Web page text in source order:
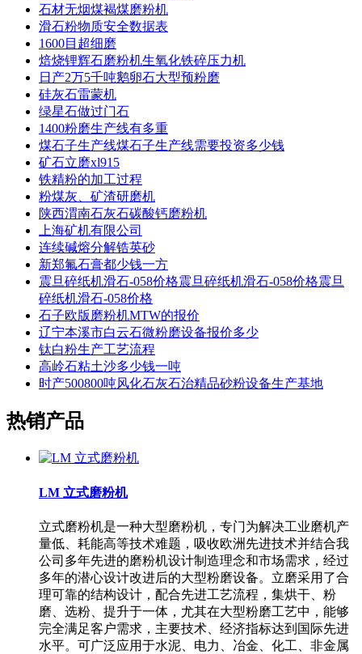
石材无烟煤褐煤磨粉机
滑石粉物质安全数据表
1600目超细磨
焙烧锂辉石磨粉机生氧化铁碎压力机
日产2万5千吨鹅卵石大型预粉磨
硅灰石雷蒙机
绿星石做过门石
1400粉磨生产线有多重
煤石子生产线煤石子生产线需要投资多少钱
矿石立磨xl915
铁精粉的加工过程
粉煤灰、矿渣研磨机
陕西渭南石灰石碳酸钙磨粉机
上海矿机有限公司
连续碱熔分解锆英砂
新郑氟石膏都少钱一方
震旦碎纸机滑石-058价格震旦碎纸机滑石-058价格震旦
碎纸机滑石-058价格
石子欧版磨粉机MTW的报价
辽宁本溪市白云石微粉磨设备报价多少
钛白粉生产工艺流程
高岭石粘土沙多少钱一吨
时产500800吨风化石灰石治精品砂粉设备生产基地
热销产品
LM 立式磨粉机
立式磨粉机是一种大型磨粉机，专门为解决工业磨机产
量低、耗能高等技术难题，吸收欧洲先进技术并结合我
公司多年先进的磨粉机设计制造理念和市场需求，经过
多年的潜心设计改进后的大型粉磨设备。立磨采用了合
理可靠的结构设计，配合先进工艺流程，集烘干、粉
磨、选粉、提升于一体，尤其在大型粉磨工艺中，能够
完全满足客户需求，主要技术、经济指标达到国际先进
水平。可广泛应用于水泥、电力、冶金、化工、非金属